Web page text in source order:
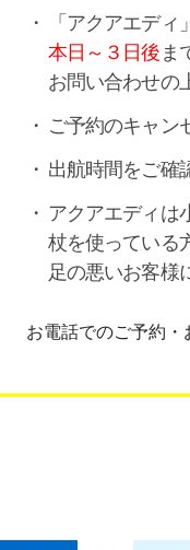
「アクアエデ
本日～３日後 ま
お問い合わせの
ご予約のキャン
出航時間をご確
アクアエディは
杖を使っている
足の悪いお客様
お電話でのご予約・